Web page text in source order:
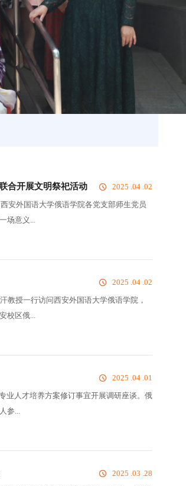
2025 .04 .02
合开展文明祭祀活动
安外国语大学俄语学院各党支部师生党员
场意义...
2025 .04 .02
教授一行访问西安外国语大学俄语学院，
校区俄...
2025 .04 .01
业人才培养方案修订事宜开展调研座谈。俄
参...
2025 .03 .28